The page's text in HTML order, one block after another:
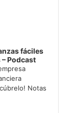
fáciles
Podcast
Notas